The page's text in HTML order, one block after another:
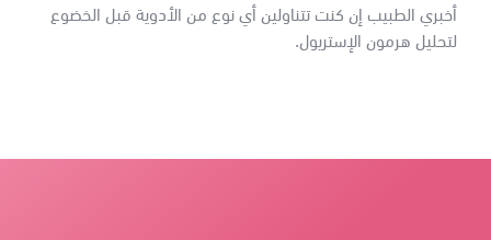
أخبري الطبيب إن كنت تتناولين أي نوع من الأدوية قبل الخضوع
لتحليل هرمون الإستريول.